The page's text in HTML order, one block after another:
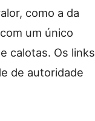
como a da
um único
calotas. Os links
de autoridade